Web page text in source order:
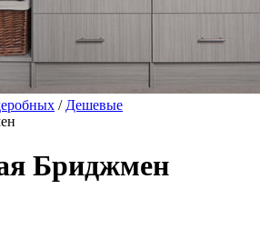
/ Дешевые
Бриджмен